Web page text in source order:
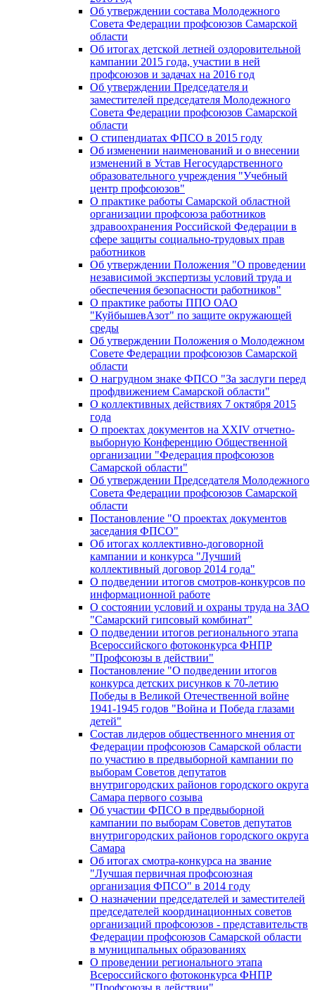
Об утверждении состава Молодежного
Совета Федерации профсоюзов Самарской
области
Об итогах детской летней оздоровительной
кампании 2015 года, участии в ней
профсоюзов и задачах на 2016 год
Об утверждении Председателя и
заместителей председателя Молодежного
Совета Федерации профсоюзов Самарской
области
О стипендиатах ФПСО в 2015 году
Об изменении наименований и о внесении
изменений в Устав Негосударственного
образовательного учреждения "Учебный
центр профсоюзов"
О практике работы Самарской областной
организации профсоюза работников
здравоохранения Российской Федерации в
сфере защиты социально-трудовых прав
работников
Об утверждении Положения "О проведении
независимой экспертизы условий труда и
обеспечения безопасности работников"
О практике работы ППО ОАО
"КуйбышевАзот" по защите окружающей
среды
Об утверждении Положения о Молодежном
Совете Федерации профсоюзов Самарской
области
О нагрудном знаке ФПСО "За заслуги перед
профдвижением Самарской области"
О коллективных действиях 7 октября 2015
года
О проектах документов на XXIV отчетно-
выборную Конференцию Общественной
организации "Федерация профсоюзов
Самарской области"
Об утверждении Председателя Молодежного
Совета Федерации профсоюзов Самарской
области
Постановление "О проектах документов
заседания ФПСО"
Об итогах коллективно-договорной
кампании и конкурса "Лучший
коллективный договор 2014 года"
О подведении итогов смотров-конкурсов по
информационной работе
О состоянии условий и охраны труда на ЗАО
"Самарский гипсовый комбинат"
О подведении итогов регионального этапа
Всероссийского фотоконкурса ФНПР
"Профсоюзы в действии"
Постановление "О подведении итогов
конкурса детских рисунков к 70-летию
Победы в Великой Отечественной войне
1941-1945 годов "Война и Победа глазами
детей"
Состав лидеров общественного мнения от
Федерации профсоюзов Самарской области
по участию в предвыборной кампании по
выборам Советов депутатов
внутригородских районов городского округа
Самара первого созыва
Об участии ФПСО в предвыборной
кампании по выборам Советов депутатов
внутригородских районов городского округа
Самара
Об итогах смотра-конкурса на звание
"Лучшая первичная профсоюзная
организация ФПСО" в 2014 году
О назначении председателей и заместителей
председателей координационных советов
организаций профсоюзов - представительств
Федерации профсоюзов Самарской области
в муниципальных образованиях
О проведении регионального этапа
Всероссийского фотоконкурса ФНПР
"Профсоюзы в действии"